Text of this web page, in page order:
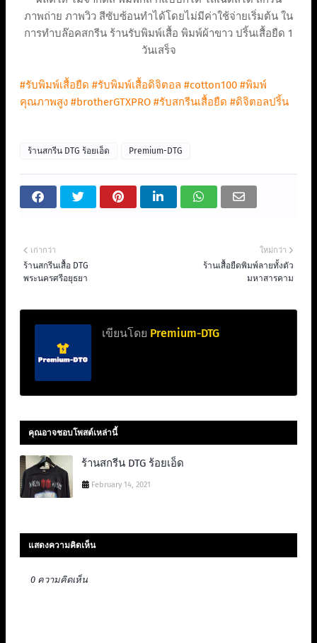
ภาพถ่าย ภาพวิว สีซับซ้อนทำได้โดยไม่มีค่าใช้จ่ายเริ่มต้น ใน
การทำบล๊อคสกรีน ร้านรับพิมพ์เสื้อ พิมพ์ผ้าขาว ปริ้นเสื้อยืด 1
วันเสร็จ
#รับพิมพ์เสื้อยืด #รับพิมพ์เสื้อดิจิตอล #cotton100 #พิมพ์
คุณภาพสูง #brotherGTXPRO #รับสกรีนเสื้อยืด #ดิจิตอลปริ้น
ร้านสกรีน DTG ร้อยเอ็ด Premium-DTG
ใหม่กว่า
ร้านเสื้อยืดพิมพ์ลายทั้งตัว
มหาสารคาม
เก่ากว่า
ร้านสกรีนเสื้อ DTG
พระนครศรีอยุธยา
เขียนโดย Premium-DTG
คุณอาจชอบโพสต์เหล่านี้
ร้านสกรีน DTG ร้อยเอ็ด
February 14, 2021
แสดงความคิดเห็น
0 ความคิดเห็น